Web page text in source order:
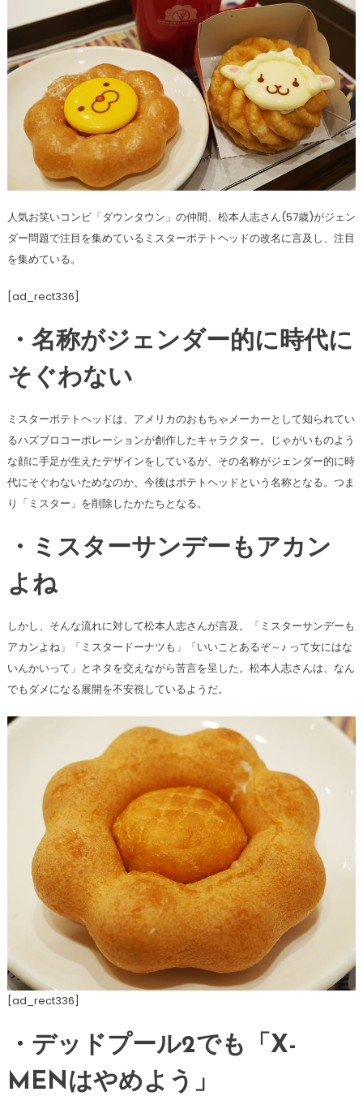
人気お笑いコンビ「ダウンタウン」の仲間、松本人志さん(57歳)がジェン
ダー問題で注目を集めているミスターポテトヘッドの改名に言及し、注目
を集めている。
[ad_rect336]
・名称がジェンダー的に時代に
そぐわない
ミスターポテトヘッドは、アメリカのおもちゃメーカーとして知られてい
るハズブロコーポレーションが創作したキャラクター。じゃがいものよう
な顔に手足が生えたデザインをしているが、その名称がジェンダー的に時
代にそぐわないためなのか、今後はポテトヘッドという名称となる。つま
り「ミスター」を削除したかたちとなる。
・ミスターサンデーもアカン
よね
しかし、そんな流れに対して松本人志さんが言及。「ミスターサンデーも
アカンよね」「ミスタードーナツも」「いいことあるぞ～♪ って女にはな
いんかいって」とネタを交えながら苦言を呈した。松本人志さんは、なん
でもダメになる展開を不安視しているようだ。
[ad_rect336]
・デッドプール2でも「X-
MENはやめよう」